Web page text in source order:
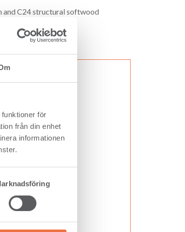
för
från din enhet
informationen
and C24 structural softwood
in Sweden.